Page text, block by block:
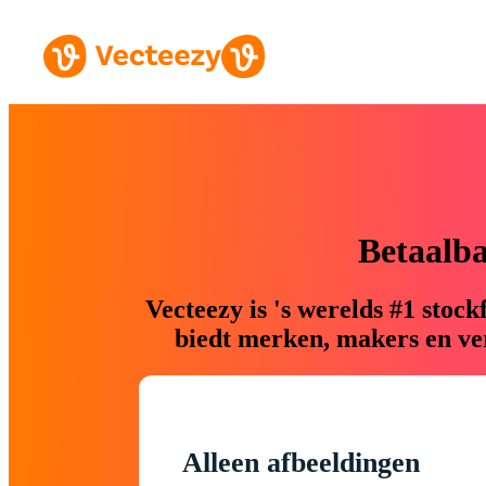
Vecteezy is 's werelds #1
biedt merken, makers en
Alleen afbeeldingen